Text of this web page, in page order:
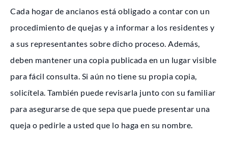
Cada hogar de ancianos está obligado a contar con un
procedimiento de quejas y a informar a los residentes y
a sus representantes sobre dicho proceso. Además,
deben mantener una copia publicada en un lugar visible
para fácil consulta. Si aún no tiene su propia copia,
solicítela. También puede revisarla junto con su familiar
para asegurarse de que sepa que puede presentar una
queja o pedirle a usted que lo haga en su nombre.